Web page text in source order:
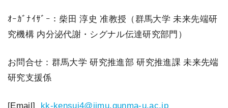
ｵｰｶﾞﾅｲｻﾞｰ：柴田 淳史 准教授（群馬大学 未来先端研
究機構 内分泌代謝・シグナル伝達研究部門）
お問合せ：群馬大学 研究推進部 研究推進課 未来先端
研究支援係
[Email] kk-kensui4@jimu.gunma-u.ac.jp